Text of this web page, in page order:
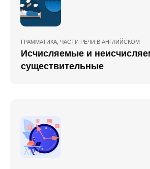
ГРАММАТИКА ЧАСТИ РЕЧИ В АНГЛИЙСКОМ
Исчисляемые и
существительные